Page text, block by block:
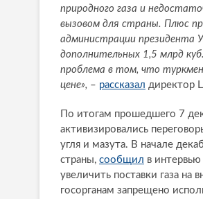
природного газа и
вызовом для страны. Плюс
администрации президента
дополнительных 1,5 млрд
проблема в том, что
цене», – рассказал директор
По итогам прошедшего 7
активизировались
угля и мазута. В начале
страны, сообщил в
увеличить поставки газа
госорганам запрещено